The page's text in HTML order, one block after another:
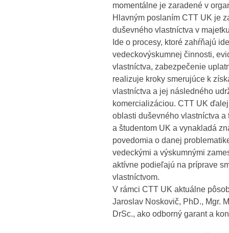
momentálne je zaradené v
Hlavným poslaním CTT UK je
duševného vlastníctva v
Ide o procesy, ktoré zahŕňajú
vedeckovýskumnej činnosti,
vlastníctva, zabezpečenie
realizuje kroky smerujúce k
vlastníctva a jej následného
komercializáciou. CTT UK
oblasti duševného vlastníctva
a študentom UK a vynakladá
povedomia o danej
vedeckými a výskumnými
aktívne podieľajú na príprave
vlastníctvom.
V rámci CTT UK aktuálne
Jaroslav Noskovič, PhD., Mgr.
DrSc., ako odborný garant a